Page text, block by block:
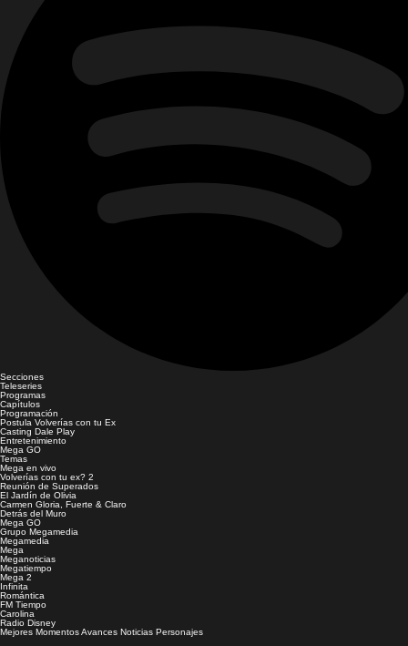
Secciones
Teleseries
Programas
Capítulos
Programación
Postula Volverías con tu Ex
Casting Dale Play
Entretenimiento
Mega GO
Temas
Mega en vivo
Volverías con tu ex? 2
Reunión de Superados
El Jardín de Olivia
Carmen Gloria, Fuerte & Claro
Detrás del Muro
Mega GO
Grupo Megamedia
Megamedia
Mega
Meganoticias
Megatiempo
Mega 2
Infinita
Romántica
FM Tiempo
Carolina
Radio Disney
Mejores MomentosAvances Noticias Personajes